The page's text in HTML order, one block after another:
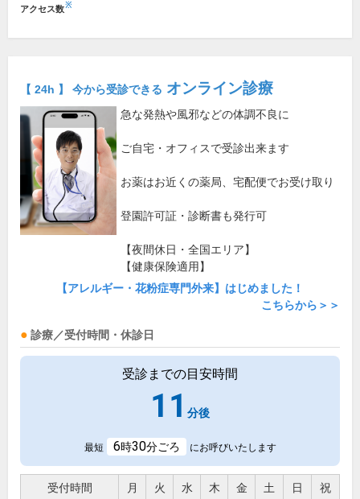
アクセス数※
【 24h 】 今から受診できる オンライン診療
急な発熱や風邪などの体調不良に
ご自宅・オフィスで受診出来ます
お薬はお近くの薬局、宅配便でお受け取り
登園許可証・診断書も発行可
【夜間休日・全国エリア】
【健康保険適用】
【アレルギー・花粉症専門外来】はじめました！
こちらから＞＞
診療／受付時間・休診日
受診までの目安時間
11 分後
最短 6時30分ごろ にお呼びいたします
受付時間 月 火 水 木 金 土 日 祝